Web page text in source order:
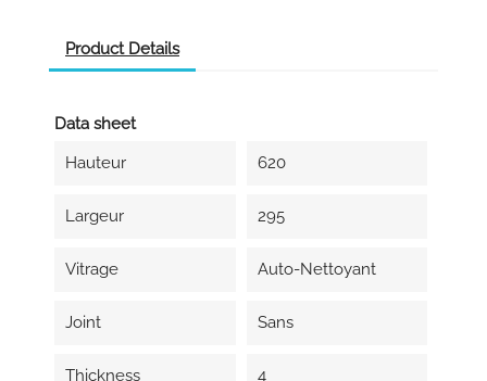
Product Details
Data sheet
Hauteur
620
Largeur 295
Vitrage Auto-Nettoyant
Joint Sans
Thickness 4